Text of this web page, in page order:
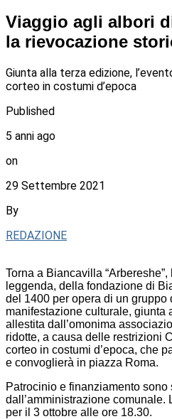
Viaggio agli albori
la rievocazione
Giunta alla terza edizione,
corteo in costumi d’epoca
Published
5 anni ago
on
29 Settembre 2021
By
REDAZIONE
Torna a Biancavilla
leggenda, della fondazione di
del 1400 per opera di un gruppo
manifestazione culturale, giunta
allestita dall’omonima
ridotte, a causa delle restrizioni
corteo in costumi d’epoca, che
e convoglierà in piazza Roma.
Patrocinio e finanziamento sono
dall’amministrazione comunale.
per il 3 ottobre alle ore 18.30.